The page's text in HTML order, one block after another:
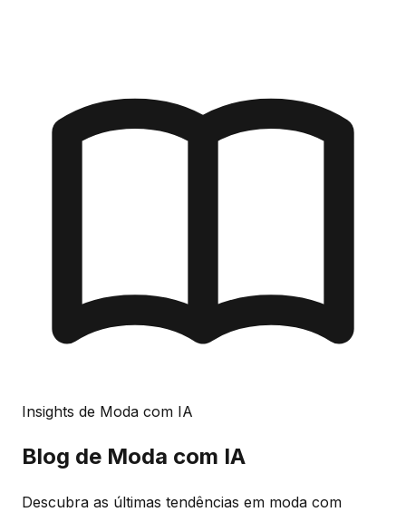
Insights de Moda com IA
Blog de Moda com IA
Descubra as últimas tendências em moda com